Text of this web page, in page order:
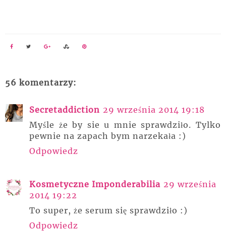
56 komentarzy:
Secretaddiction 29 września 2014 19:18
Myśle że by sie u mnie sprawdziło. Tylko
pewnie na zapach bym narzekała :)
Odpowiedz
Kosmetyczne Imponderabilia 29 września
2014 19:22
To super, że serum się sprawdziło :)
Odpowiedz